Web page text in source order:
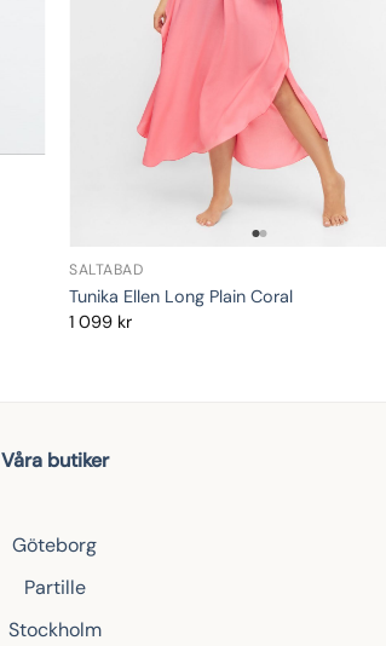
SALTABAD
Tunika Ellen Long Plain Coral
1 099 kr
Våra butiker
Göteborg
Partille
Stockholm